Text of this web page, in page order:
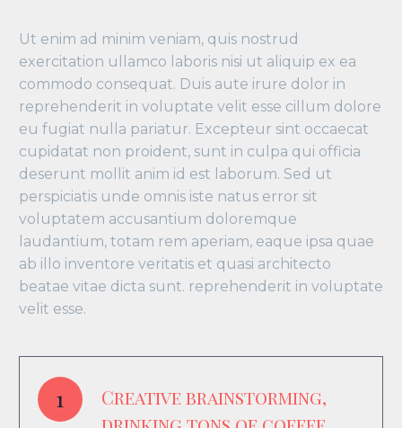
Ut enim ad minim veniam, quis nostrud
exercitation ullamco laboris nisi ut aliquip ex ea
commodo consequat. Duis aute irure dolor in
reprehenderit in voluptate velit esse cillum dolore
eu fugiat nulla pariatur. Excepteur sint occaecat
cupidatat non proident, sunt in culpa qui officia
deserunt mollit anim id est laborum. Sed ut
perspiciatis unde omnis iste natus error sit
voluptatem accusantium doloremque
laudantium, totam rem aperiam, eaque ipsa quae
ab illo inventore veritatis et quasi architecto
beatae vitae dicta sunt. reprehenderit in voluptate
velit esse.
1
Creative brainstorming,